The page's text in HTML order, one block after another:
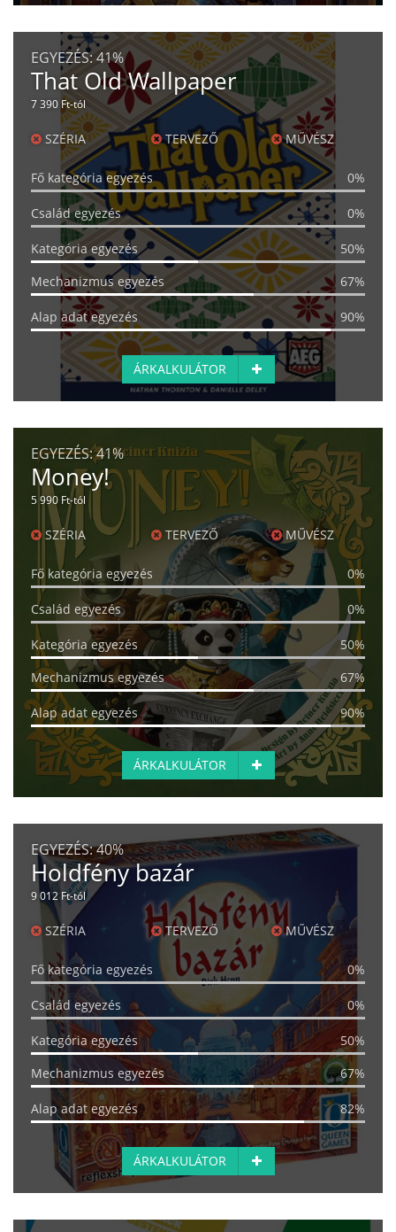
EGYEZÉS: 41%
That Old Wallpaper
7 390 Ft-tól
SZÉRIA TERVEZŐ MŰVÉSZ
Fő kategória egyezés 0%
Család egyezés 0%
Kategória egyezés
50%
Mechanizmus egyezés
67%
Alap adat egyezés 90%
ÁRKALKULÁTOR
EGYEZÉS:41%
Money!
5 990 Ft-tól
SZÉRIA TERVEZŐ MŰVÉSZ
Fő kategória egyezés 0%
Család egyezés 0%
Kategória egyezés
50%
Mechanizmus egyezés
67%
Alap adat egyezés 90%
ÁRKALKULÁTOR
EGYEZÉS:40%
Holdfény bazár
9 012 Ft-tól
SZÉRIA TERVEZŐ MŰVÉSZ
Fő kategória egyezés 0%
Család egyezés 0%
Kategória egyezés
50%
Mechanizmus egyezés
67%
Alap adat egyezés 82%
ÁRKALKULÁTOR